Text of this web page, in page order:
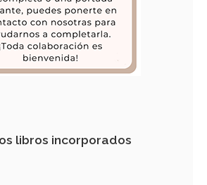
libros incorporados